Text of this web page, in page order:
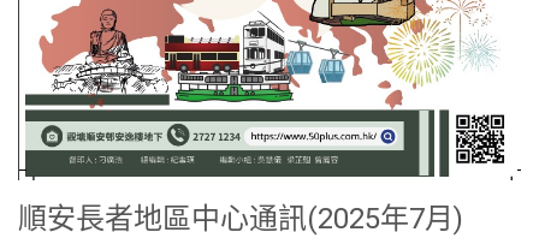
順安長者地區中心通訊(2025年7月)